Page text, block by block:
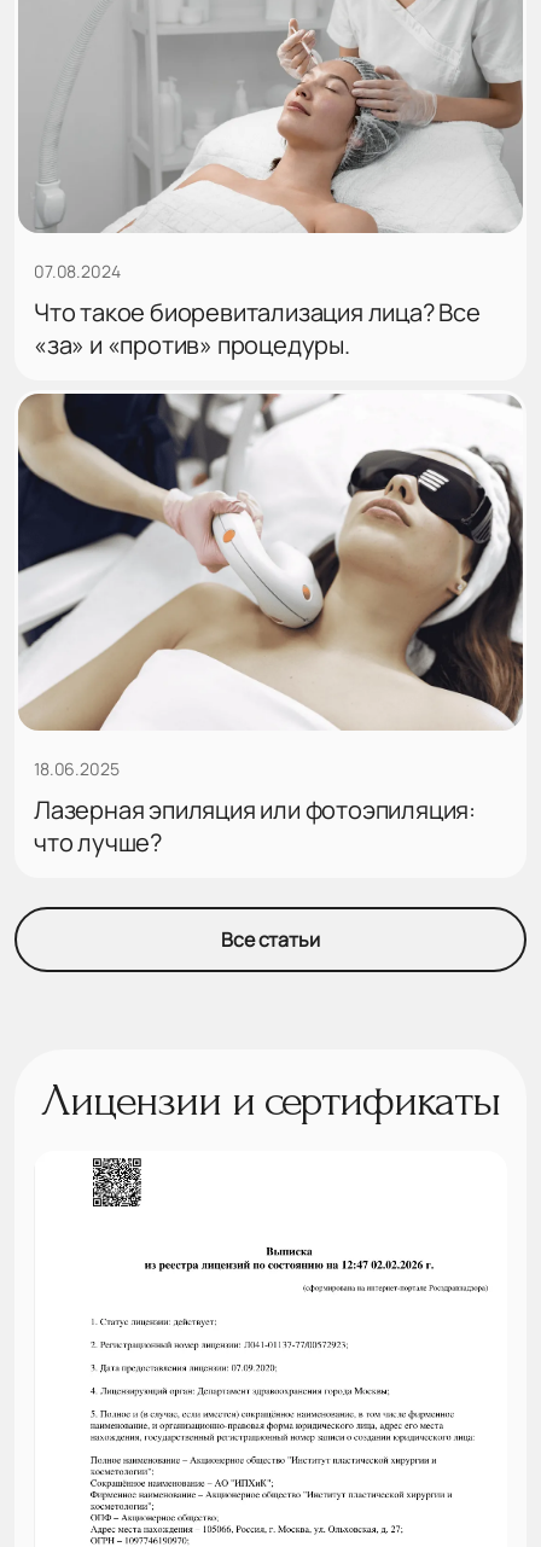
07.08.2024
Что такое биоревитализация лица? Все
«за» и «против» процедуры.
18.06.2025
Лазерная эпиляция или фотоэпиляция:
что лучше?
Все статьи
Лицензии и сертификаты